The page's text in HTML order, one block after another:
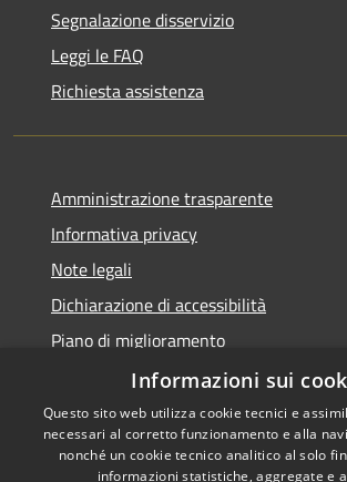
Segnalazione disservizio
Leggi le FAQ
Richiesta assistenza
Amministrazione trasparente
Informativa privacy
Note legali
Dichiarazione di accessibilità
Piano di miglioramento
Copyright
Informazioni sui
Questo sito web utilizza cookie tecnici e
necessari al corretto funzionamento e alla
nonché un cookie tecnico analitico al solo
informazioni statistiche, aggregate e